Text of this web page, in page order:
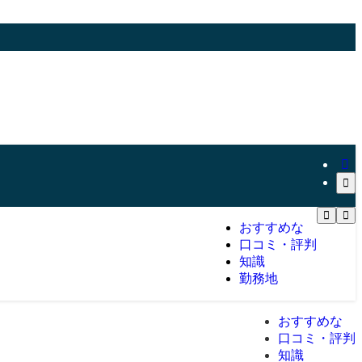
おすすめな
口コミ・評判
知識
勤務地
おすすめな
口コミ・評判
知識